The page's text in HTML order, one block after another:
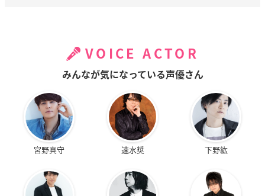
VOICE ACTOR
みんなが気になっている声優さん
宮野真守 速水奨 下野紘